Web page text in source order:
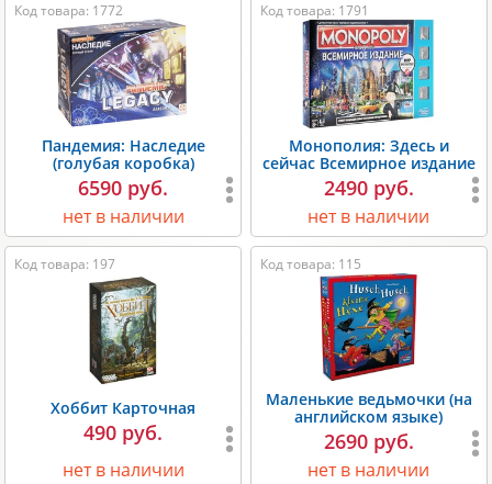
Код товара: 1772
Пандемия: Наследие
(голубая коробка)
6590 руб.
нет в наличии
Код товара: 1791
Монополия: Здесь и
сейчас Всемирное издание
2490 руб.
нет в наличии
Код товара: 197
Хоббит Карточная
490 руб.
нет в наличии
Код товара: 115
Маленькие ведьмочки (на
английском языке)
2690 руб.
нет в наличии